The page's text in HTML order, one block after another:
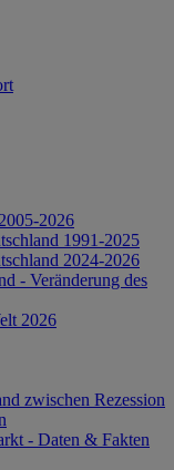
2026
1991-2025
2024-2026
- Veränderung des
2026
zwischen Rezession
- Daten & Fakten